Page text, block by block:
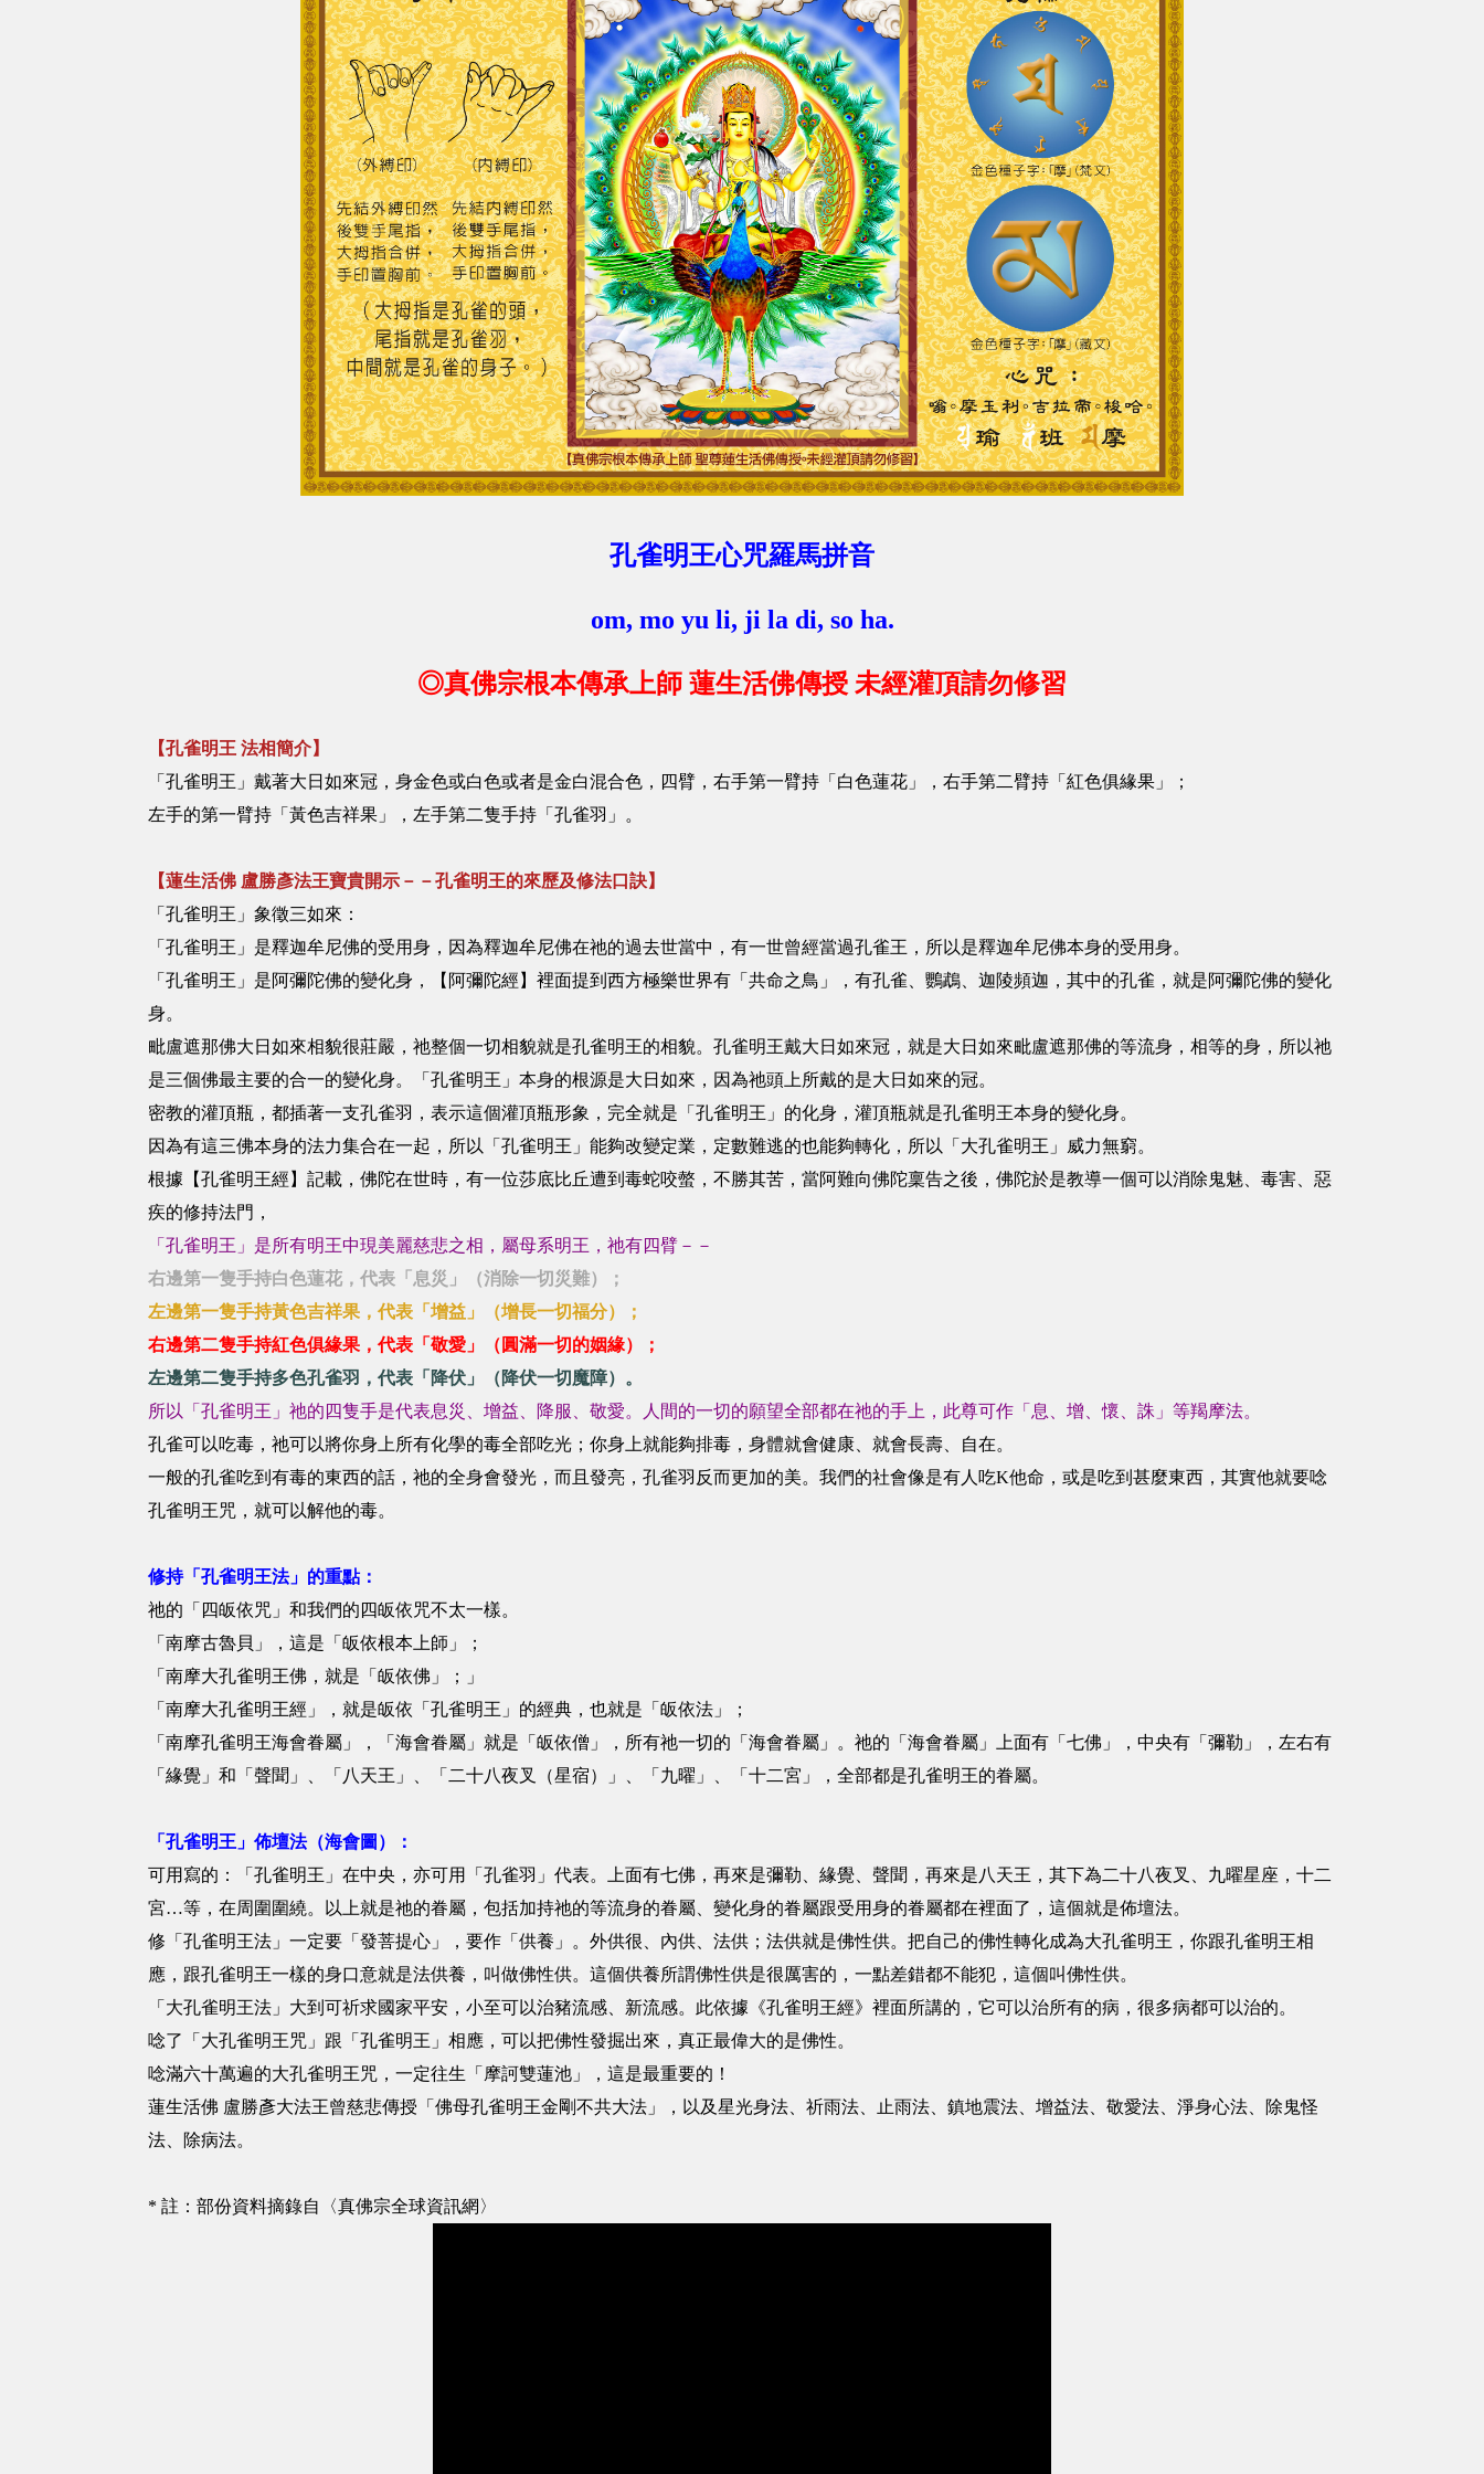
孔雀明王心咒羅馬拼音
om, mo yu li, ji la di, so ha.
◎真佛宗根本傳承上師 蓮生活佛傳授 未經灌頂請勿修習
【孔雀明王 法相簡介】
「孔雀明王」戴著大日如來冠，身金色或白色或者是金白混合色，四臂，右手第一臂持「白色蓮花」，右手第二臂持「紅色俱緣果」；
左手的第一臂持「黃色吉祥果」，左手第二隻手持「孔雀羽」。
【蓮生活佛 盧勝彥法王寶貴開示－－孔雀明王的來歷及修法口訣】
「孔雀明王」象徵三如來：
「孔雀明王」是釋迦牟尼佛的受用身，因為釋迦牟尼佛在祂的過去世當中，有一世曾經當過孔雀王，所以是釋迦牟尼佛本身的受用身。
「孔雀明王」是阿彌陀佛的變化身，【阿彌陀經】裡面提到西方極樂世界有「共命之鳥」，有孔雀、鸚鵡、迦陵頻迦，其中的孔雀，就是阿彌陀佛的變化
身。
毗盧遮那佛大日如來相貌很莊嚴，祂整個一切相貌就是孔雀明王的相貌。孔雀明王戴大日如來冠，就是大日如來毗盧遮那佛的等流身，相等的身，所以祂
是三個佛最主要的合一的變化身。「孔雀明王」本身的根源是大日如來，因為祂頭上所戴的是大日如來的冠。
密教的灌頂瓶，都插著一支孔雀羽，表示這個灌頂瓶形象，完全就是「孔雀明王」的化身，灌頂瓶就是孔雀明王本身的變化身。
因為有這三佛本身的法力集合在一起，所以「孔雀明王」能夠改變定業，定數難逃的也能夠轉化，所以「大孔雀明王」威力無窮。
根據【孔雀明王經】記載，佛陀在世時，有一位莎底比丘遭到毒蛇咬螫，不勝其苦，當阿難向佛陀稟告之後，佛陀於是教導一個可以消除鬼魅、毒害、惡
疾的修持法門，
「孔雀明王」是所有明王中現美麗慈悲之相，屬母系明王，祂有四臂－－
右邊第一隻手持白色蓮花，代表「息災」（消除一切災難）；
左邊第一隻手持黃色吉祥果，代表「增益」（增長一切福分）；
右邊第二隻手持紅色俱緣果，代表「敬愛」（圓滿一切的姻緣）；
左邊第二隻手持多色孔雀羽，代表「降伏」（降伏一切魔障）。
所以「孔雀明王」祂的四隻手是代表息災、增益、降服、敬愛。人間的一切的願望全部都在祂的手上，此尊可作「息、增、懷、誅」等羯摩法。
孔雀可以吃毒，祂可以將你身上所有化學的毒全部吃光；你身上就能夠排毒，身體就會健康、就會長壽、自在。
一般的孔雀吃到有毒的東西的話，祂的全身會發光，而且發亮，孔雀羽反而更加的美。我們的社會像是有人吃K他命，或是吃到甚麼東西，其實他就要唸
孔雀明王咒，就可以解他的毒。
修持「孔雀明王法」的重點：
祂的「四皈依咒」和我們的四皈依咒不太一樣。
「南摩古魯貝」，這是「皈依根本上師」；
「南摩大孔雀明王佛，就是「皈依佛」；」
「南摩大孔雀明王經」，就是皈依「孔雀明王」的經典，也就是「皈依法」；
「南摩孔雀明王海會眷屬」，「海會眷屬」就是「皈依僧」，所有祂一切的「海會眷屬」。祂的「海會眷屬」上面有「七佛」，中央有「彌勒」，左右有
「緣覺」和「聲聞」、「八天王」、「二十八夜叉（星宿）」、「九曜」、「十二宮」，全部都是孔雀明王的眷屬。
「孔雀明王」佈壇法（海會圖）：
可用寫的：「孔雀明王」在中央，亦可用「孔雀羽」代表。上面有七佛，再來是彌勒、緣覺、聲聞，再來是八天王，其下為二十八夜叉、九曜星座，十二
宮…等，在周圍圍繞。以上就是祂的眷屬，包括加持祂的等流身的眷屬、變化身的眷屬跟受用身的眷屬都在裡面了，這個就是佈壇法。
修「孔雀明王法」一定要「發菩提心」，要作「供養」。外供很、內供、法供；法供就是佛性供。把自己的佛性轉化成為大孔雀明王，你跟孔雀明王相
應，跟孔雀明王一樣的身口意就是法供養，叫做佛性供。這個供養所謂佛性供是很厲害的，一點差錯都不能犯，這個叫佛性供。
「大孔雀明王法」大到可祈求國家平安，小至可以治豬流感、新流感。此依據《孔雀明王經》裡面所講的，它可以治所有的病，很多病都可以治的。
唸了「大孔雀明王咒」跟「孔雀明王」相應，可以把佛性發掘出來，真正最偉大的是佛性。
唸滿六十萬遍的大孔雀明王咒，一定往生「摩訶雙蓮池」，這是最重要的！
蓮生活佛 盧勝彥大法王曾慈悲傳授「佛母孔雀明王金剛不共大法」，以及星光身法、祈雨法、止雨法、鎮地震法、增益法、敬愛法、淨身心法、除鬼怪
法、除病法。
* 註：部份資料摘錄自〈真佛宗全球資訊網〉